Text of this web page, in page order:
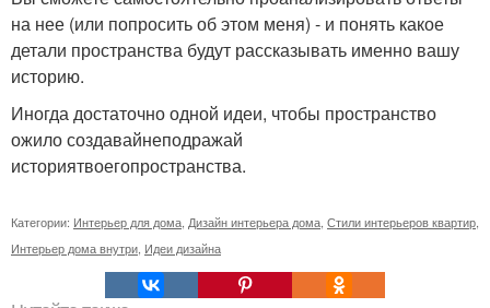
на нее (или попросить об этом меня) - и понять какое
детали пространства будут рассказывать именно вашу
историю.
Иногда достаточно одной идеи, чтобы пространство
ожило создавайнеподражай
историятвоегопространства.
Категории: Интерьер для дома Дизайн интерьера дома Стили интерьеров квартир
Интерьер дома внутри Идеи дизайна